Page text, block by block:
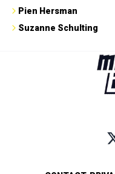
Pien Hersman
Suzanne Schulting